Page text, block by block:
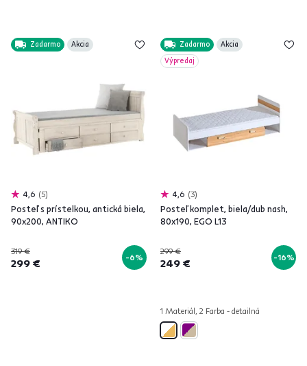
Zadarmo Akcia
4,6 5
Posteľ s prístelkou, antická biela,
90x200, ANTIKO
319 €
299 € -6%
Zadarmo
Akcia
Výpredaj
4,6 3
Posteľ komplet, biela/dub nash,
80x190, EGO L13
299 €
249 € -16%
1 Materiál, 2 Farba - detailná